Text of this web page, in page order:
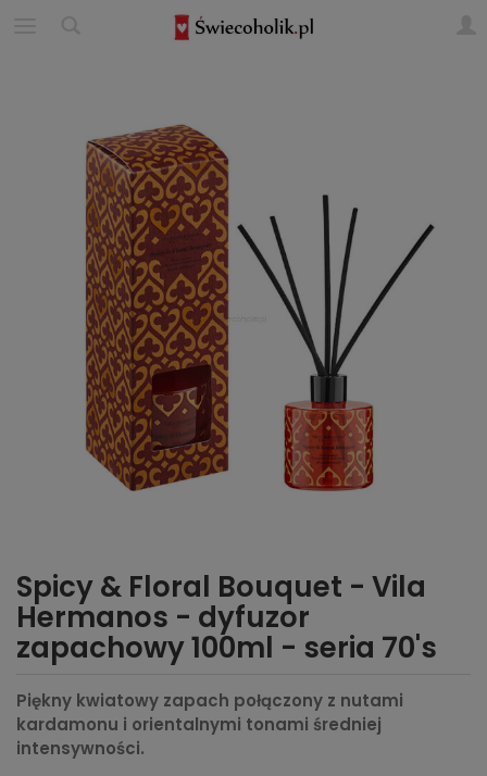
Spicy & Floral Bouquet - Vila
Hermanos - dyfuzor
zapachowy 100ml - seria 70's
Piękny kwiatowy zapach połączony z nutami
kardamonu i orientalnymi tonami średniej
intensywności.